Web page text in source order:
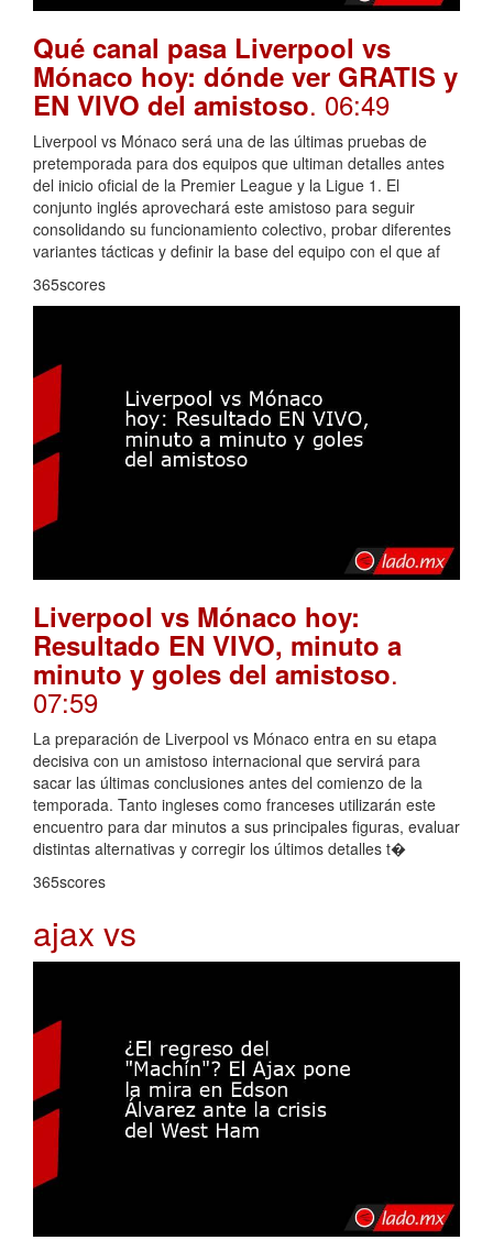
Qué canal pasa Liverpool vs
Mónaco hoy: dónde ver GRATIS y
EN VIVO del amistoso. 06:49
Liverpool vs Mónaco será una de las últimas pruebas de
pretemporada para dos equipos que ultiman detalles antes
del inicio oficial de la Premier League y la Ligue 1. El
conjunto inglés aprovechará este amistoso para seguir
consolidando su funcionamiento colectivo, probar diferentes
variantes tácticas y definir la base del equipo con el que af
365scores
Liverpool vs Mónaco hoy:
Resultado EN VIVO, minuto a
minuto y goles del amistoso.
07:59
La preparación de Liverpool vs Mónaco entra en su etapa
decisiva con un amistoso internacional que servirá para
sacar las últimas conclusiones antes del comienzo de la
temporada. Tanto ingleses como franceses utilizarán este
encuentro para dar minutos a sus principales figuras, evaluar
distintas alternativas y corregir los últimos detalles t�
365scores
ajax vs